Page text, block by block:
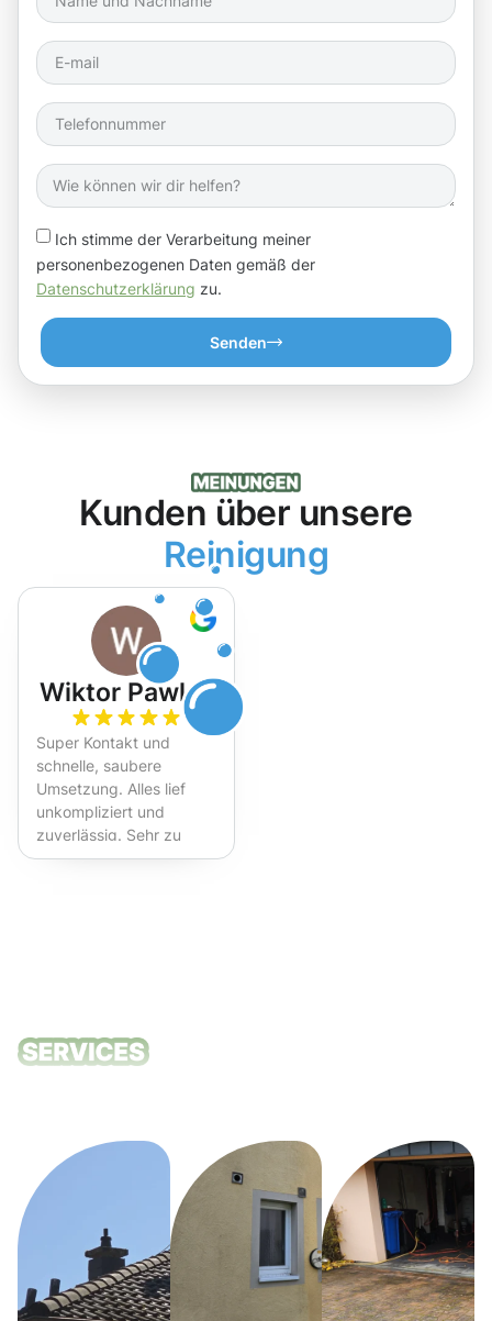
Ich stimme der Verarbeitung meiner
personenbezogenen Daten gemäß der
Datenschutzerklärung zu.
Senden
Kunden über unsere
Reinigung
Wiktor Pawlak
Super Kontakt und
schnelle, saubere
Umsetzung. Alles lief
unkompliziert und
zuverlässig. Sehr zu
empfehlen!